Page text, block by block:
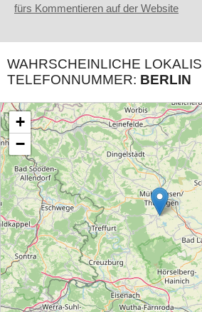
fürs Kommentieren auf der Website
WAHRSCHEINLICHE
TELEFONNUMMER: BERLIN